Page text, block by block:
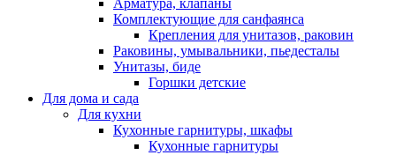
Комплектующие для санфаянса
Крепления для унитазов, раковин
Раковины, умывальники, пьедесталы
Унитазы, биде
Горшки детские
Для дома и сада
Для кухни
Кухонные гарнитуры, шкафы
Кухонные гарнитуры